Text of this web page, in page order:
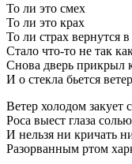
То ли это смех
То ли это крах
То ли страх вернутся
Стало что-то не так
Снова дверь прикрыл
И о стекла бьется ветер
Ветер холодом закует
Роса выест глаза солью
И нельзя ни кричать
Разорванным ртом